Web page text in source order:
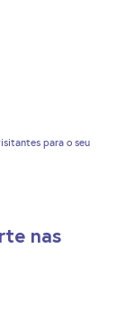
para o seu
nas